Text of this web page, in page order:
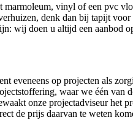
vinyl of een pvc
denk dan bij tapijt
wij doen u altijd een aanbod
eveneens op projecten als
waar we één van
onze projectadviseur het
de prijs daarvan te weten